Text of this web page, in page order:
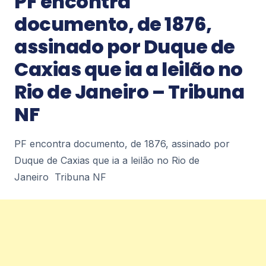
Notícias
Inverno inspira Ritual do Chá, atração
do Coa&Co Café, em Copacabana –
VEJA RIO
Inverno inspira Ritual do Chá, atração do Coa&Co
1
Notícias
Rio de Janeiro concentra quase um
medicina – ICL Notícias
documento, de 1876,
assinado por Duque de
Caxias que ia a leilão no
Rio de Janeiro – Tribuna
NF
PF encontra documento, de 1876, assinado por
Duque de Caxias que ia a leilão no Rio de
Janeiro Tribuna NF